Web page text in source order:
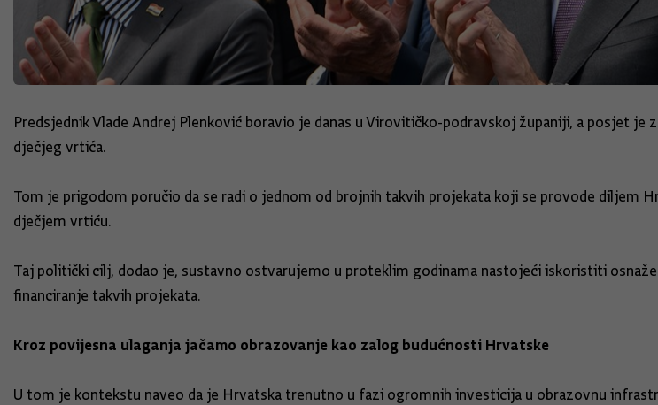
Predsjednik Vlade Andrej Plenković boravio je danas u Virovitičko-podravskoj županiji, a posjet
dječjeg vrtića.
Tom je prigodom poručio da se radi o jednom od brojnih takvih projekata koji se provode diljem
dječjem vrtiću.
Taj politički cilj, dodao je, sustavno ostvarujemo u proteklim godinama nastojeći iskoristiti
financiranje takvih projekata.
Kroz povijesna ulaganja jačamo obrazovanje kao zalog budućnosti Hrvatske
U tom je kontekstu naveo da je Hrvatska trenutno u fazi ogromnih investicija u obrazovnu